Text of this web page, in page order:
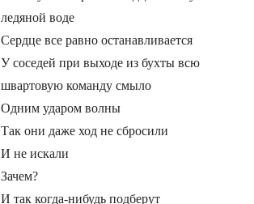
ледяной воде
Сердце все равно останавливается
У соседей при выходе из бухты всю
швартовую команду смыло
Одним ударом волны
Так они даже ход не сбросили
И не искали
Зачем?
И так когда-нибудь подберут